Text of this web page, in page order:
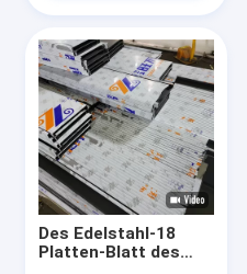
Des Edelstahl-18
Platten-Blatt des